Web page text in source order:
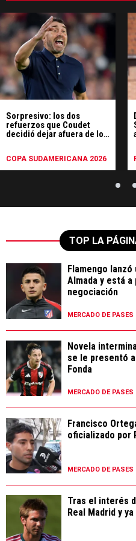
Sorpresivo: los dos
refuerzos que Coudet
decidió dejar afuera de los
COPA SUDAMERICANA 2026
TOP LA
Flamengo
Almada y está
negociación
MERCADO DE PASES
Novela
se le presentó
Fonda
MERCADO DE PASES
Francisco
oficializado por
MERCADO DE PASES
Tras el interés
Real Madrid y